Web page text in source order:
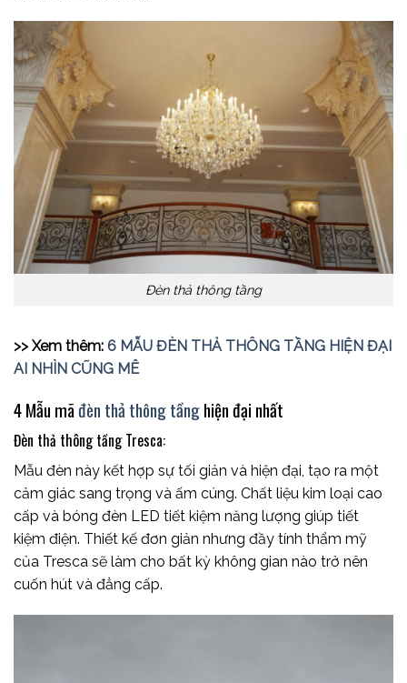
Đèn thả thông tầng
>> Xem thêm: 6 MẪU ĐÈN THẢ THÔNG TẦNG HIỆN ĐẠI
AI NHÌN CŨNG MÊ
4 Mẫu mãđèn thả thông tầnghiện đại nhất
Đèn thả thông tầng Tresca:
Mẫu đèn này kết hợp sự tối giản và hiện đại, tạo ra một
cảm giác sang trọng và ấm cúng. Chất liệu kim loại cao
cấp và bóng đèn LED tiết kiệm năng lượng giúp tiết
kiệm điện. Thiết kế đơn giản nhưng đầy tính thẩm mỹ
của Tresca sẽ làm cho bất kỳ không gian nào trở nên
cuốn hút và đẳng cấp.